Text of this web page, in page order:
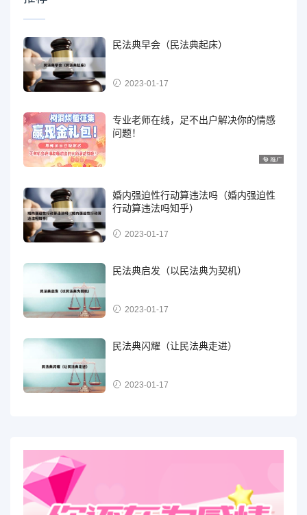
民法典早会（民法典起床）
2023-01-17
专业老师在线，足不出户解决你的情感
问题！
婚内强迫性行动算违法吗（婚内强迫性
行动算违法吗知乎）
2023-01-17
民法典启发（以民法典为契机）
2023-01-17
民法典闪耀（让民法典走进）
2023-01-17